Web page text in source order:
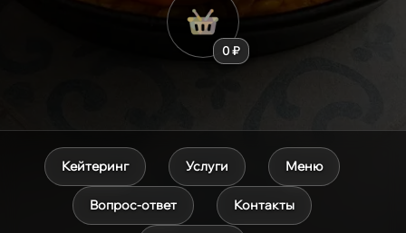
0 ₽
Кейтеринг Услуги Меню
Вопрос-ответ Контакты